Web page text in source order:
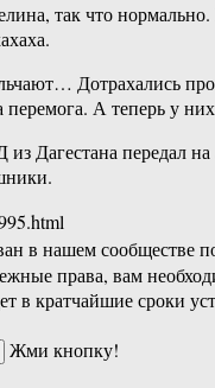
так что
Дотрахались
А теперь у
Дагестана передал
в нашем сообществе
права, вам
в кратчайшие сроки
Жми кнопку!